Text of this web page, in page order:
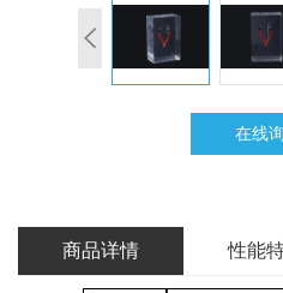
在线
商品详情 性能